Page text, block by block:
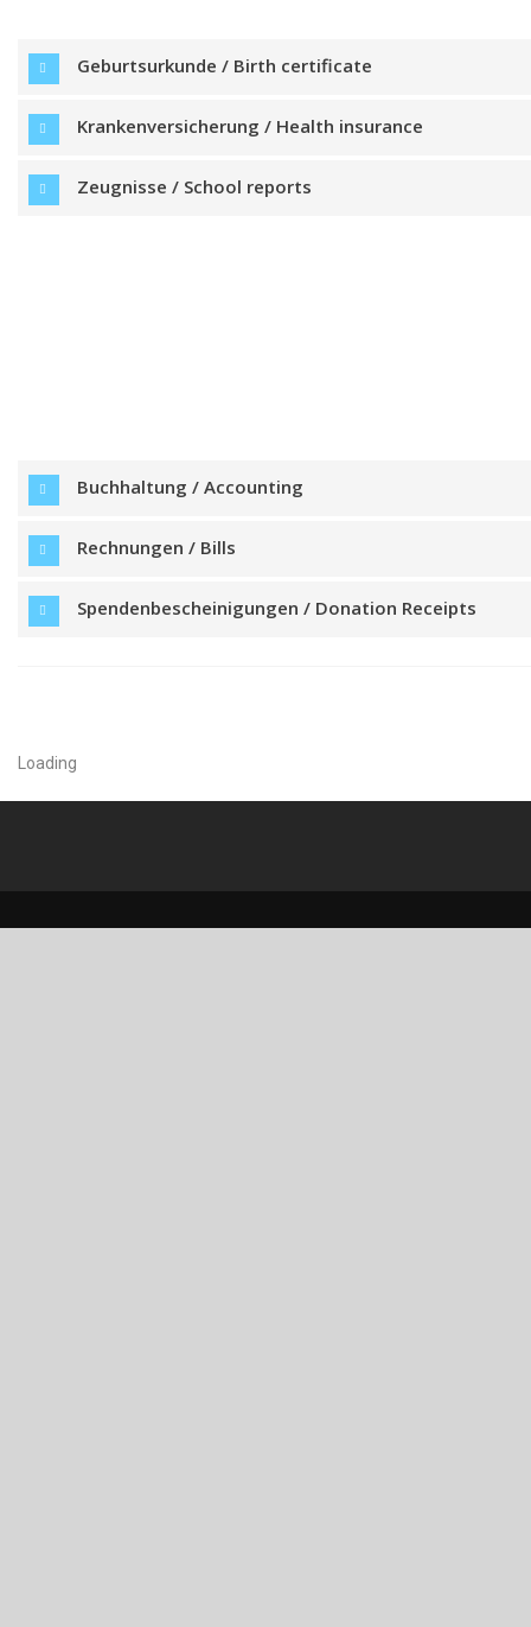
Geburtsurkunde / Birth certificate
Krankenversicherung / Health insurance
Zeugnisse / School reports
Buchhaltung / Accounting
Rechnungen / Bills
Spendenbescheinigungen / Donation Receipts
Loading